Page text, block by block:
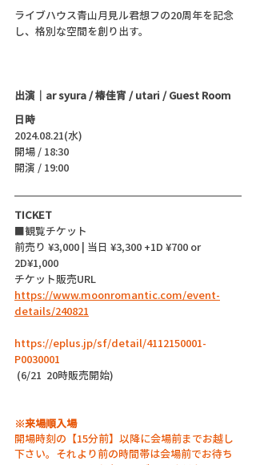
ライブハウス青山月見ル君想フの20周年を記念
し、格別な空間を創り出す。
出演｜ar syura / 椿佳宵 / utari / Guest Room
日時
2024.08.21(水)
開場 / 18:30
開演 / 19:00
TICKET
■観覧チケット
前売り ¥3,000 | 当日 ¥3,300 +1D ¥700 or
2D¥1,000
チケット販売URL
https://www.moonromantic.com/event-
details/240821
https://eplus.jp/sf/detail/4112150001-
P0030001
(6/21  20時販売開始)
※来場順入場
開場時刻の【15分前】以降に会場前までお越し
下さい。それより前の時間帯は会場前でお待ち